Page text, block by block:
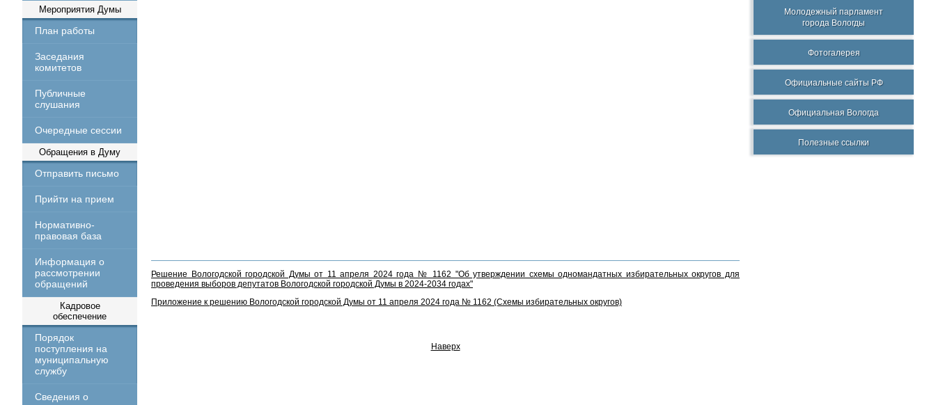
Мероприятия Думы
План работы
Заседания
комитетов
Публичные
слушания
Очередные сессии
Обращения в Думу
Отправить письмо
Прийти на прием
Нормативно-
правовая база
Информация о
рассмотрении
обращений
Кадровое
обеспечение
Порядок
поступления на
муниципальную
службу
Сведения о
Решение Вологодской городской Думы от 11 апреля 2024 года № 1162 "Об утверждении схемы одномандатных избирательных округов для
проведения выборов депутатов Вологодской городской Думы в 2024-2034 годах"
Приложение к решению Вологодской городской Думы от 11 апреля 2024 года № 1162 (Схемы избирательных округов)
Наверх
Молодежный парламент
города Вологды
Фотогалерея
Официальные сайты РФ
Официальная Вологда
Полезные ссылки